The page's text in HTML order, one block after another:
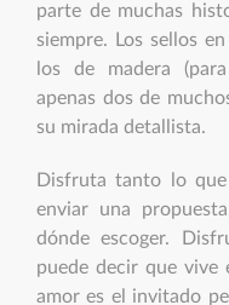
parte de muchas
siempre. Los sellos
los de madera
apenas dos de
su mirada detallista.
Disfruta tanto lo
enviar una
dónde escoger.
puede decir que vive
amor es el invitado